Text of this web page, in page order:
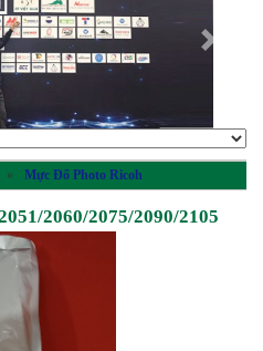
Next
» Mực Đổ Photo Ricoh
2060/2075/2090/2105